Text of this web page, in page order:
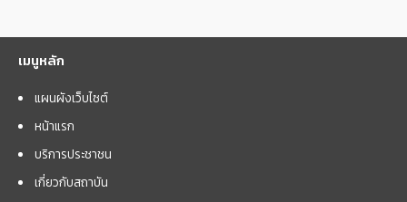
เมนูหลัก
แผนผังเว็บไซต์
หน้าแรก
บริการประชาชน
เกี่ยวกับสถาบัน